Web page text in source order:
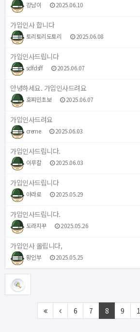
강남이 2025.06.10
가입인사 합니다
토리토리도토리 2025.06.08
가입인사드립니다
sdfdsff 2025.06.07
안녕하세요. 가입인사드려요
호찌민초보 2025.06.07
가입인사드려요
creme 2025.06.03
가입인사드립니다.
이루칼 2025.06.03
가입인사드립니다
아라로 2025.05.29
가입인사드립니다.
도라지꾸 2025.05.26
가입인사 올립니다,
황인부 2025.05.25
6 7 8 9